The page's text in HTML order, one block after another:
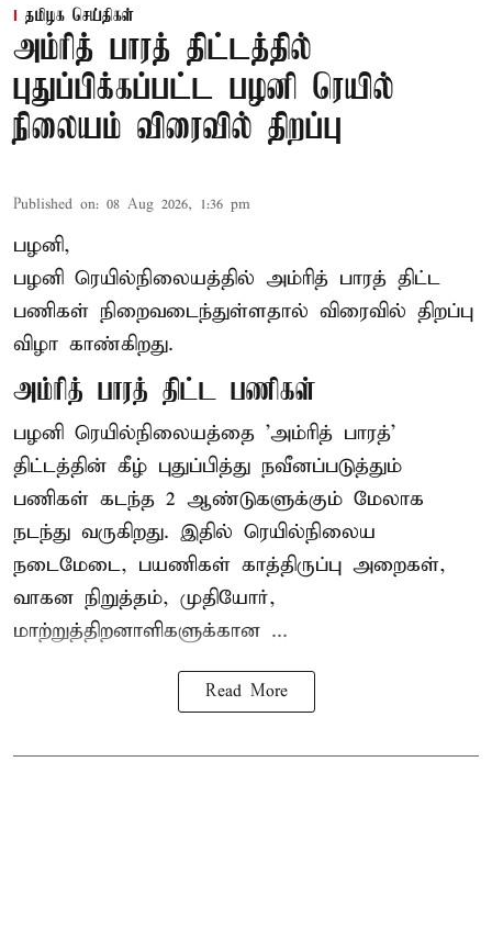
தமிழக செய்திகள்
அம்ரித் பாரத் திட்டத்தில்
புதுப்பிக்கப்பட்ட பழனி ரெயில்
நிலையம் விரைவில் திறப்பு
Published on: 08 Aug 2026, 1:36 pm
பழனி,
பழனி ரெயில்நிலையத்தில் அம்ரித் பாரத் திட்ட
பணிகள் நிறைவடைந்துள்ளதால் விரைவில் திறப்பு
விழா காண்கிறது.
அம்ரித் பாரத் திட்ட பணிகள்
பழனி ரெயில்நிலையத்தை 'அம்ரித் பாரத்'
திட்டத்தின் கீழ் புதுப்பித்து நவீனப்படுத்தும்
பணிகள் கடந்த 2 ஆண்டுகளுக்கும் மேலாக
நடந்து வருகிறது. இதில் ரெயில்நிலைய
நடைமேடை, பயணிகள் காத்திருப்பு அறைகள்,
வாகன நிறுத்தம், முதியோர்,
மாற்றுத்திறனாளிகளுக்கான ...
Read More